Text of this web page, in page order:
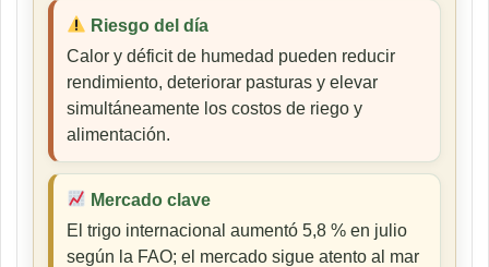
Riesgo del día
Calor y déficit de humedad pueden reducir
rendimiento, deteriorar pasturas y elevar
simultáneamente los costos de riego y
alimentación.
Mercado clave
El trigo internacional aumentó 5,8 % en julio
según la FAO; el mercado sigue atento al mar